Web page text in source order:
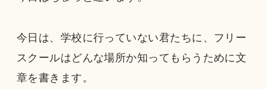
今日は、学校に行っていない君たちに、フリー
スクールはどんな場所か知ってもらうために文
章を書きます。